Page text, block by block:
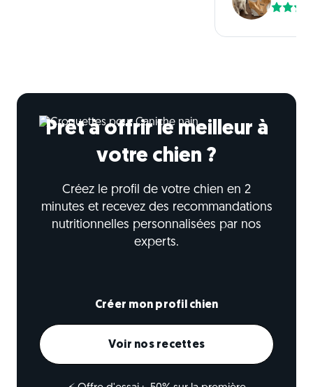
Prêt à offrir le meilleur à
votre chien ?
Créez le profil de votre chien en 2
minutes et recevez des recommandations
nutritionnelles personnalisées par nos
experts.
Créer mon profil chien
Voir nos recettes